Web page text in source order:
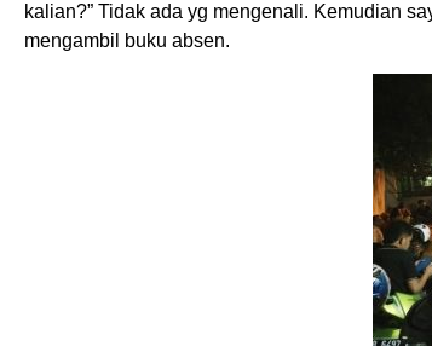
kalian?” Tidak ada yg mengenali. Kemudian
mengambil buku absen.